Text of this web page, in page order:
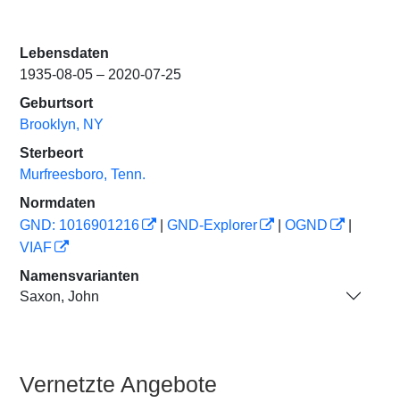
Lebensdaten
1935-08-05 – 2020-07-25
Geburtsort
Brooklyn, NY
Sterbeort
Murfreesboro, Tenn.
Normdaten
GND: 1016901216
GND-Explorer OGND
VIAF
Namensvarianten
Saxon, John
Vernetzte Angebote